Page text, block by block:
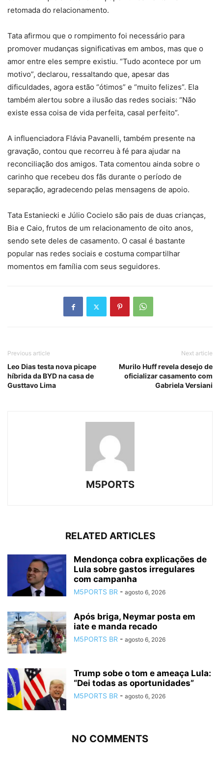
retomada do relacionamento.
Tata afirmou que o rompimento foi necessário para
promover mudanças significativas em ambos, mas que o
amor entre eles sempre existiu. “Tudo acontece por um
motivo”, declarou, ressaltando que, apesar das
dificuldades, agora estão “ótimos” e “muito felizes”. Ela
também alertou sobre a ilusão das redes sociais: “Não
existe essa coisa de vida perfeita, casal perfeito”.
A influenciadora Flávia Pavanelli, também presente na
gravação, contou que recorreu à fé para ajudar na
reconciliação dos amigos. Tata comentou ainda sobre o
carinho que recebeu dos fãs durante o período de
separação, agradecendo pelas mensagens de apoio.
Tata Estaniecki e Júlio Cocielo são pais de duas crianças,
Bia e Caio, frutos de um relacionamento de oito anos,
sendo sete deles de casamento. O casal é bastante
popular nas redes sociais e costuma compartilhar
momentos em família com seus seguidores.
Previous article
Leo Dias testa nova picape
híbrida da BYD na casa de
Gusttavo Lima
Next article
Murilo Huff revela desejo de
oficializar casamento com
Gabriela Versiani
M5PORTS
RELATED ARTICLES
Mendonça cobra explicações de
Lula sobre gastos irregulares
com campanha
M5PORTS BR - agosto 6, 2026
Após briga, Neymar posta em
iate e manda recado
M5PORTS BR - agosto 6, 2026
Trump sobe o tom e ameaça Lula:
“Dei todas as oportunidades”
M5PORTS BR - agosto 6, 2026
NO COMMENTS